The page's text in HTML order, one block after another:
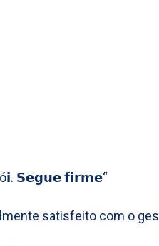
𝗦𝗲𝗴𝘂𝗲 𝗳𝗶𝗿𝗺𝗲“
satisfeito com o